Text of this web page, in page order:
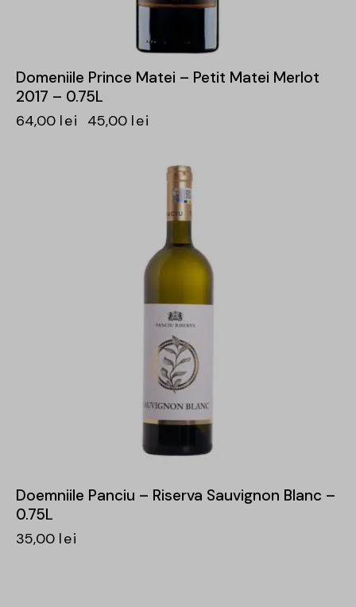
Domeniile Prince Matei – Petit Matei Merlot
2017 – 0.75L
64,00 lei 45,00 lei
Doemniile Panciu – Riserva Sauvignon Blanc –
0.75L
35,00 lei